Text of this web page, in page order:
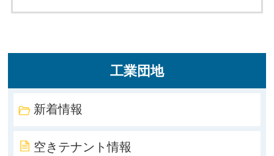
工業団地
新着情報
空きテナント情報